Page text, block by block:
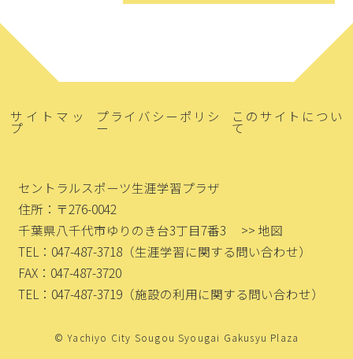
サイトマッ
プ
プライバシーポリシ
ー
このサイトについ
て
セントラルスポーツ生涯学習プラザ
住所：〒276-0042
千葉県八千代市ゆりのき台3丁目7番3
>> 地図
TEL：047-487-3718 （生涯学習に関する問い合わせ）
FAX：047-487-3720
TEL：047-487-3719 （施設の利用に関する問い合わせ）
© Yachiyo City Sougou Syougai Gakusyu Plaza